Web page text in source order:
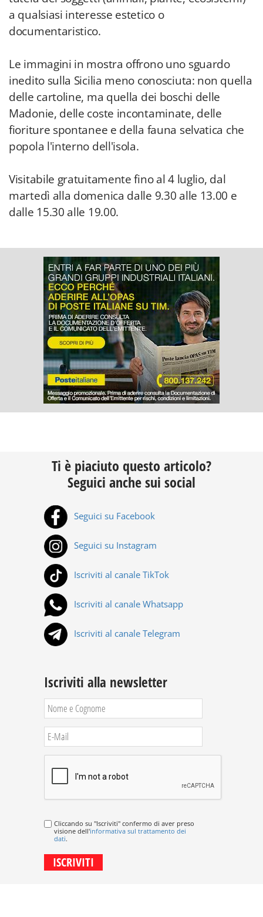
a qualsiasi interesse estetico o
documentaristico.
Le immagini in mostra offrono uno sguardo
inedito sulla Sicilia meno conosciuta: non quella
delle cartoline, ma quella dei boschi delle
Madonie, delle coste incontaminate, delle
fioriture spontanee e della fauna selvatica che
popola l'interno dell'isola.
Visitabile gratuitamente fino al 4 luglio, dal
martedì alla domenica dalle 9.30 alle 13.00 e
dalle 15.30 alle 19.00.
Ti è piaciuto questo articolo?
Seguici anche sui social
Seguici su Facebook
Seguici su Instagram
Iscriviti al canale TikTok
Iscriviti al canale Whatsapp
Iscriviti al canale Telegram
Iscriviti alla newsletter
Cliccando su "Iscriviti" confermo di aver preso
visione dell'informativa sul trattamento dei
dati.